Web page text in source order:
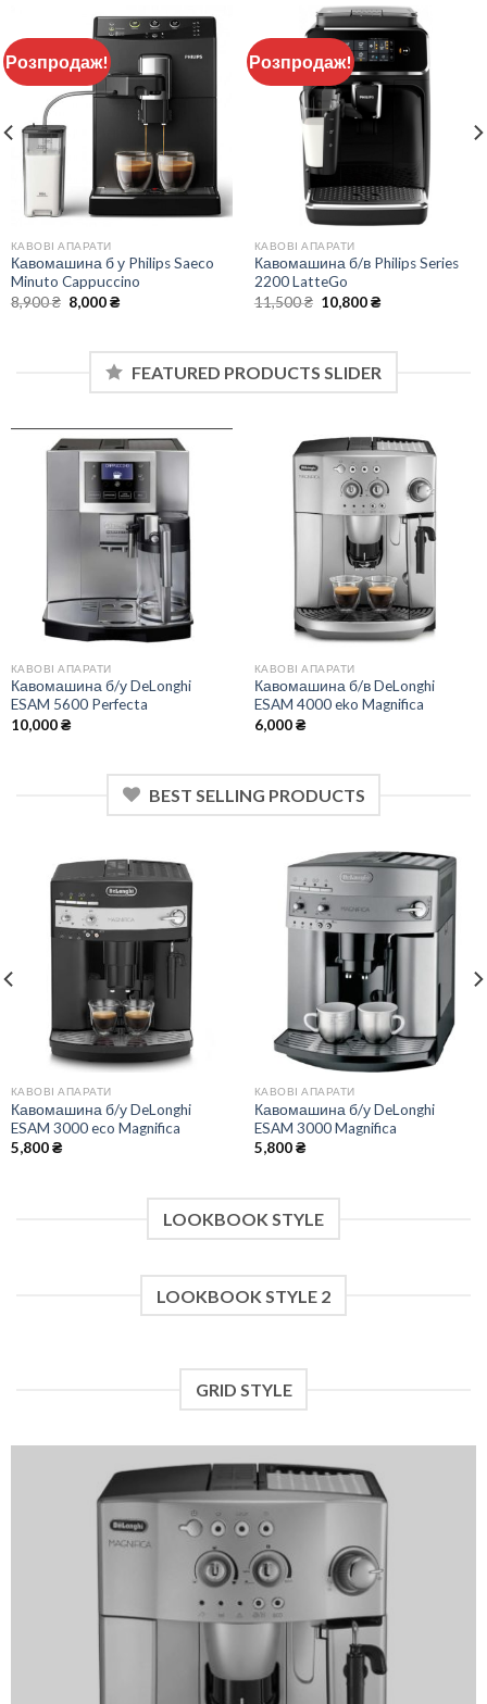
Розпродаж!
КАВОВІ АПАРАТИ
Кавомашина б у Philips Saeco
Minuto Cappuccino
8,900₴ Оригінальна
ціна:
8,000₴Поточна
Розпродаж!
КАВОВІ АПАРАТИ
Кавомашина б/в Philips Series
2200 LatteGo
11,500₴ Оригінальна
ціна:
10,800₴Поточна
FEATURED PRODUCTS SLIDER
КАВОВІ АПАРАТИ
Кавомашина б/у DeLonghi
ESAM 5600 Perfecta
10,000₴
КАВОВІ АПАРАТИ
Кавомашина б/в DeLonghi
ESAM 4000 eko Magnifica
6,000₴
BEST SELLING PRODUCTS
КАВОВІ АПАРАТИ
Кавомашина б/у DeLonghi
ESAM 3000 eco Magnifica
5,800₴
КАВОВІ АПАРАТИ
Кавомашина б/у DeLonghi
ESAM 3000 Magnifica
5,800₴
LOOKBOOK STYLE
LOOKBOOK STYLE 2
GRID STYLE